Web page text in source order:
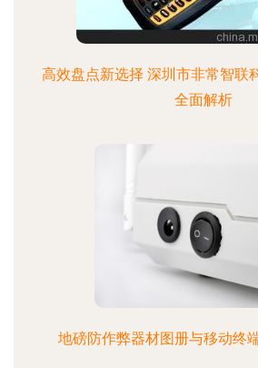
高效盘点新选择 深圳市非常智联
全面解析
地磅防作弊器材图册与移动终